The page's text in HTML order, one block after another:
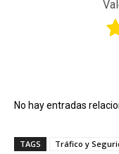
No hay entradas
TAGS Tráfico y